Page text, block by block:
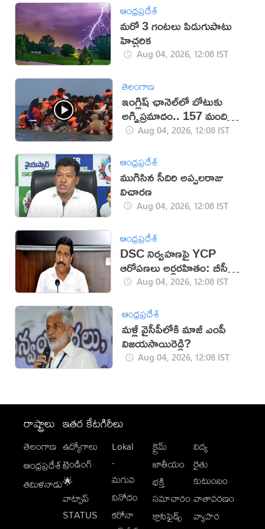
ఆంధ్రప్రదేశ్
మరో 3 గంటలు పిడుగుపాటు
హెచ్చరిక
Aug 04, 2026, 12:08 IST
తెలంగాణ
ఇంగ్లిష్ ఛానెల్‌లో బోటుకు
అగ్నిప్రమాదం.. 157 మంది
సురక్షితం
Aug 04, 2026, 12:08 IST
ఆంధ్రప్రదేశ్
ముగిసిన సీదిరి అప్పలరాజు
విచారణ
Aug 04, 2026, 12:08 IST
ఆంధ్రప్రదేశ్
DSC నిర్వహణపై YCP
ఆరోపణలు అర్థరహితం: బీసీ
జనార్దన్‌రెడ్డి
Aug 04, 2026, 12:08 IST
ఆంధ్రప్రదేశ్
మళ్లీ వైసీపీలోకి మాజీ ఎంపీ
విజయసాయిరెడ్డి?
Aug 04, 2026, 12:08 IST
రాష్ట్రాలు
తెలంగాణ
ఆంధ్రప్రదేశ్
తమిళనాడు
ఇతర కేటగిరీలు
ఉద్యోగాలు
ట్రెండింగ్
🌟
వాట్సాప్
STATUS
Lokal
-
మగువ
వినోదం
కరోనా
క్రైమ్
జాతీయం
భక్తి
సమాచారం
క్లాసిఫైడ్స్
విద్య
రైతు
కుటుంబం
వాతావరణం
వ్యాపార